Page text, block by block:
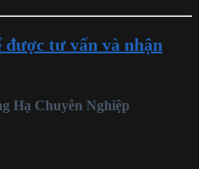
được tư vấn và nhận
Hạ Chuyên Nghiệp